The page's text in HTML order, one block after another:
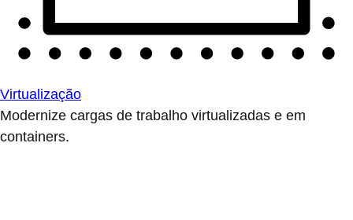
Virtualização
Modernize cargas de trabalho virtualizadas e em
containers.